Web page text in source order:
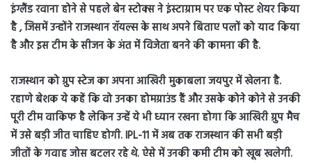
इंग्लैंड रवाना होने से पहले बेन स्टोक्स ने इंस्टाग्राम पर एक पोस्ट शेयर किया
है , जिसमें उन्होंने राजस्थान रॉयल्स के साथ अपने बिताए पलों को याद किया
है और इस टीम के सीजन के अंत में विजेता बनने की कामना की है.
राजस्थान को ग्रुप स्टेज का अपना आखिरी मुकाबला जयपुर में खेलना है.
रहाणे बेशक ये कहें कि वो उनका होमग्राउंड हैं और उसके कोने कोने से उनकी
पूरी टीम वाकिफ है लेकिन उन्हें ये भी ध्यान रखना होगा कि आखिरी ग्रुप मैच
में उसे बड़ी जीत चाहिए होगी. IPL-11 में अब तक राजस्थान की सभी बड़ी
जीतों के गवाह जोस बटलर रहे थे. ऐसे में उनकी कमी टीम को खूब खलेगी.